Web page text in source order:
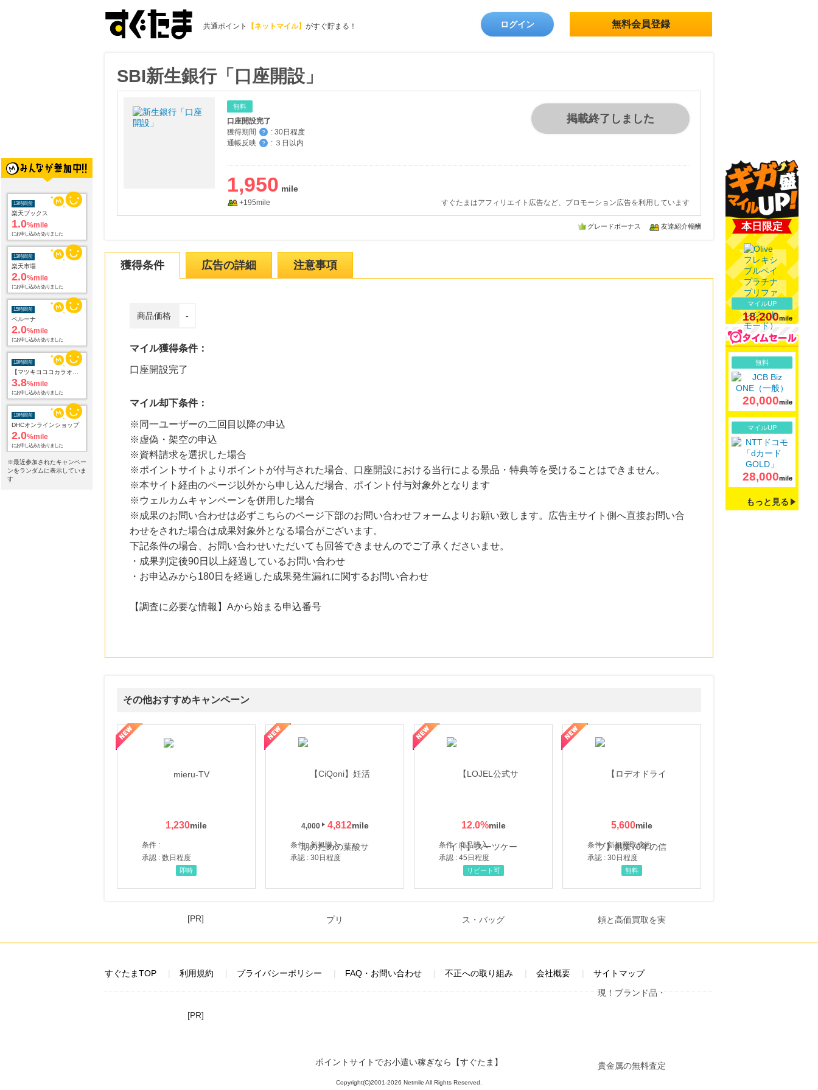
共通ポイント 【ネットマイル】 がすぐ貯まる！ ログイン 無料会員登録
楽天ブックス
1.0%mile
にお申し込みがありました
楽天市場
2.0%mile
にお申し込みがありました
ベルーナ
2.0 %mile
にお申し込みがありました
【マツキヨココカラオンラインストア】マツモトキヨシ・ココカラファイン公式通販サイト
3.8%mile
にお申し込みがありました
DHCオンラインショップ
2.0%mile
にお申し込みがありました
19時間前
国内最大級の総合電子書籍ストア ブックライブ
3.0
※最近参加されたキャンペー
ンをランダムに表示していま
す
SBI新生銀行「口座開設」
無料
口座開設完了
獲得期間
？ : 30日程度
通帳反映
？ : ３日以内
掲載終了しました
1,950
+195mile すぐたまはアフィリエイト広告など、プロモーション広告を利用しています
グレードボーナス 友達紹介報酬
獲得条件 広告の詳細 注意事項
商品価格 -
マイル獲得条件：
口座開設完了
マイル却下条件：
※同一ユーザーの二回目以降の申込
※虚偽・架空の申込
※資料請求を選択した場合
※ポイントサイトよりポイントが付与された場合、口座開設における当行による景品・特典等を受けることはできません。
※本サイト経由のページ以外から申し込んだ場合、ポイント付与対象外となります
※ウェルカムキャンペーンを併用した場合
※成果のお問い合わせは必ずこちらのページ下部のお問い合わせフォームよりお願い致します。広告主サイト側へ直接お問い合
わせをされた場合は成果対象外となる場合がございます。
下記条件の場合、お問い合わせいただいても回答できませんのでご了承くださいませ。
・成果判定後90日以上経過しているお問い合わせ
・お申込みから180日を経過した成果発生漏れに関するお問い合わせ
【調査に必要な情報】Aから始まる申込番号
その他おすすめキャンペーン
1,230
条件 :
承認 : 数日程度
即時
4,000 4,812
条件 : 新規購入
承認 : 30日程度
12.0%
条件 : 商品購入
承認 : 45日程度
【LOJEL公式サイト】スーツケース・バッグ
リピート可
5,600
条件 : 新規買取成約
承認 : 30日程度
【ロデオドライブ】創業70年の信頼と高価買取を実現！ブランド品・貴金属の無料査定
無料
本日限定
マイルUP
18,200mile
無料
20,000mile
マイルUP
28,000mile
もっと見る
[PR]
すぐたまTOP 利用規約 プライバシーポリシー FAQ・お問い合わせ 不正への取り組み 会社概要 サイトマップ
[PR]
ポイントサイトでお小遣い稼ぎなら【すぐたま】
Copyright(C)2001-2026 Netmile All Rights Reserved.